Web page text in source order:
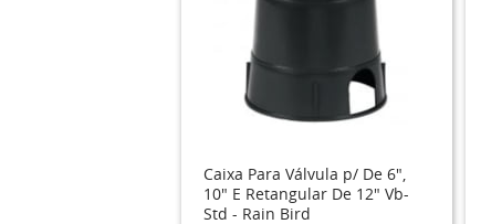
Caixa Para Válvula p/ De 6",
10" E Retangular De 12" Vb-
Std - Rain Bird